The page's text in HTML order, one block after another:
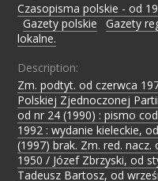
Czasopisma polskie - od
Gazety polskie
Gazety
lokalne.
Description:
Zm. podtyt. od czerwca
Polskiej Zjednoczonej
od nr 24 (1990) : pismo
1992 : wydanie kieleckie,
(1997) brak. Zm. red. nacz.
1950 / Józef Zbrzyski, od
Tadeusz Bartosz, od